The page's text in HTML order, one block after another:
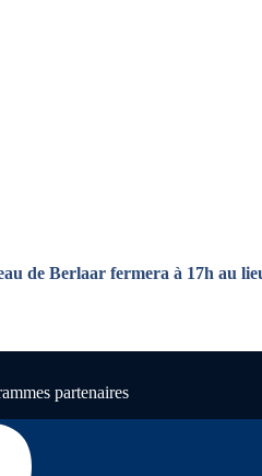
de Berlaar fermera à 17h au
partenaires